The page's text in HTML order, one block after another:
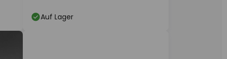
Auf Lager